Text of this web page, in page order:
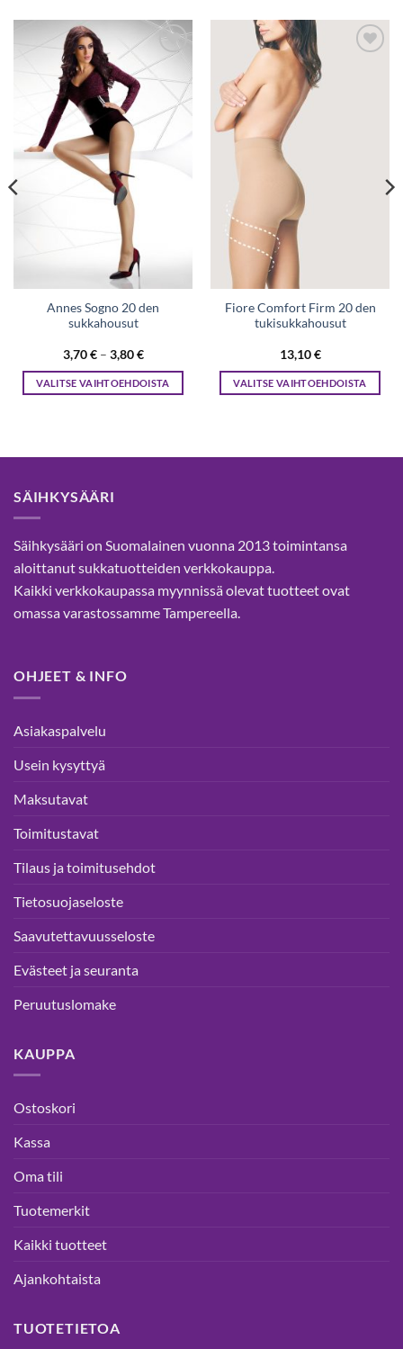
Lisää
toivelistaan
Annes Sogno 20 den
sukkahousut
3,70€ – 3,80€Hintaluokka:
-
3,80 €
VALITSE VAIHTOEHDOISTA
useampi
Voit
tuotteen
sivulla.
Fiore Comfort Firm 20 den
tukisukkahousut
13,10€
VALITSE VAIHTOEHDOISTA
useampi
tuotteen
SÄIHKYSÄÄRI
Säihkysääri on Suomalainen vuonna 2013 toimintansa
aloittanut sukkatuotteiden verkkokauppa.
Kaikki verkkokaupassa myynnissä olevat tuotteet ovat
omassa varastossamme Tampereella.
OHJEET & INFO
Asiakaspalvelu
Usein kysyttyä
Maksutavat
Toimitustavat
Tilaus ja toimitusehdot
Tietosuojaseloste
Saavutettavuusseloste
Evästeet ja seuranta
Peruutuslomake
KAUPPA
Ostoskori
Kassa
Oma tili
Tuotemerkit
Kaikki tuotteet
Ajankohtaista
TUOTETIETOA